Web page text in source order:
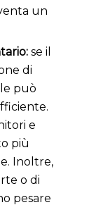
un
se il
di
può
e
più
Inoltre,
o di
pesare